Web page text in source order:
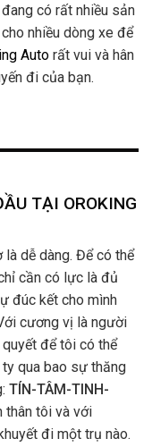
đang có rất nhiều sản
nhiều dòng xe để
Auto rất vui và hân
đi của bạn.
TẠI OROKING
dễ dàng. Để có thể
cần có lực là đủ
đúc kết cho mình
cương vị là người
quyết để tôi có thể
qua bao sự thăng
TÍN-TÂM-TINH-
thân tôi và với
đi một trụ nào.